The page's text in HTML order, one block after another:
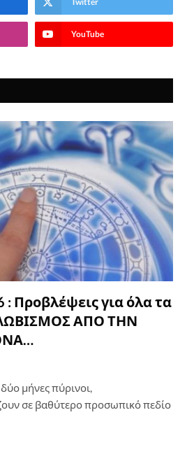
YouTube
Προβλέψεις για όλα τα
ΑΠΟ ΤΗΝ
μήνες πύρινοι,
σε βαθύτερο προσωπικό πεδίο